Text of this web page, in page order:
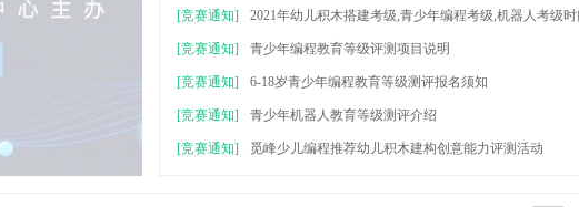
[竞赛通知] 2021年幼儿积木搭建考级,青少年编程考级,机器人考级时
[竞赛通知] 青少年编程教育等级评测项目说明
[竞赛通知] 6-18岁青少年编程教育等级测评报名须知
[竞赛通知] 青少年机器人教育等级测评介绍
[竞赛通知] 觅峰少儿编程推荐幼儿积木建构创意能力评测活动